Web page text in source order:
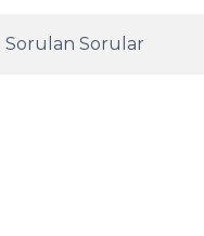
Sorulan Sorular